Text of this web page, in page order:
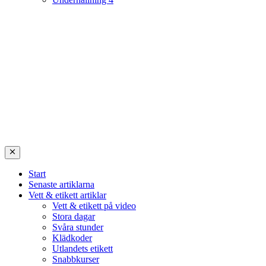
Start
Senaste artiklarna
Vett & etikett artiklar
Vett & etikett på video
Stora dagar
Svåra stunder
Klädkoder
Utlandets etikett
Snabbkurser